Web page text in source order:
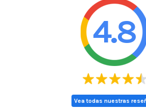
4.8
Vea todas nuestras